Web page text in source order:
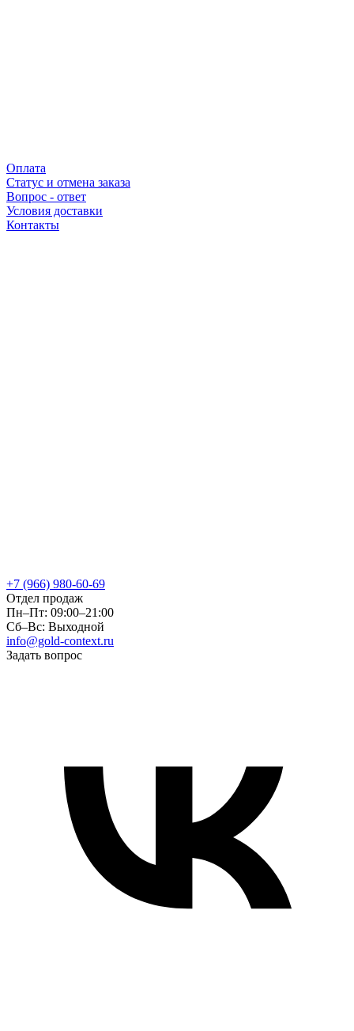
Оплата
Статус и отмена заказа
Вопрос - ответ
Условия доставки
Контакты
+7 (966) 980-60-69
Отдел продаж
Пн–Пт: 09:00–21:00
Сб–Вс: Выходной
info@gold-context.ru
Задать вопрос